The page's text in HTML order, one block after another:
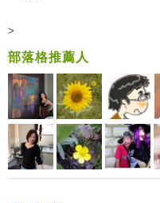
>
部落格推薦人